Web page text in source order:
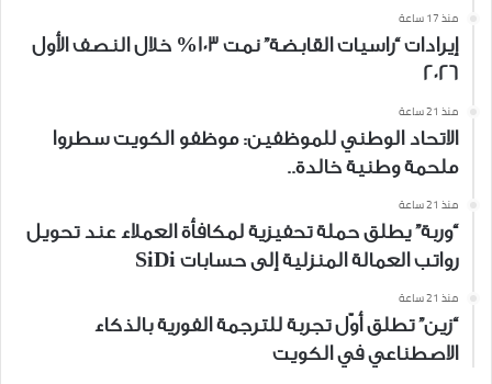
منذ 17 ساعة
إيرادات “راسيات القابضة” نمت 103% خلال النصف الأول
2026
منذ 21 ساعة
الاتحاد الوطني للموظفين: موظفو الكويت سطروا
ملحمة وطنية خالدة..
منذ 21 ساعة
“وربة” يطلق حملة تحفيزية لمكافأة العملاء عند تحويل
رواتب العمالة المنزلية إلى حسابات SiDi
منذ 21 ساعة
“زين” تطلق أوّل تجربة للترجمة الفورية بالذكاء
الاصطناعي في الكويت